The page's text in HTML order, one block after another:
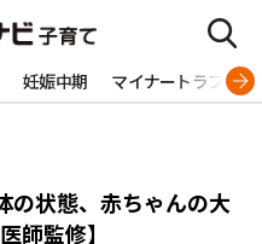
妊娠中期 マイナートラブル
の状態、赤ちゃんの大
師監修】